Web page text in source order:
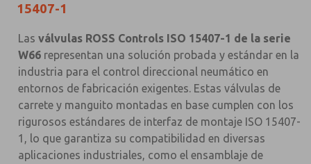
15407-1
Las válvulas ROSS Controls ISO 15407-1 de la serie
W66 representan una solución probada y estándar en la
industria para el control direccional neumático en
entornos de fabricación exigentes. Estas válvulas de
carrete y manguito montadas en base cumplen con los
rigurosos estándares de interfaz de montaje ISO 15407-
1, lo que garantiza su compatibilidad en diversas
aplicaciones industriales, como el ensamblaje de